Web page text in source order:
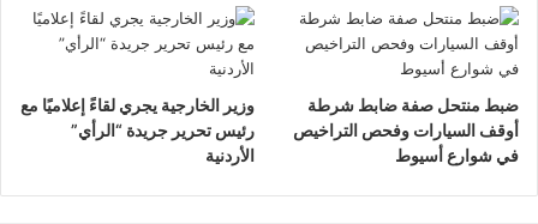
ضبط منتحل صفة ضابط شرطة
أوقف السيارات وفحص التراخيص
في شوارع أسيوط
وزير الخارجية يجري لقاءً إعلاميًا مع
رئيس تحرير جريدة “الرأي”
الأردنية